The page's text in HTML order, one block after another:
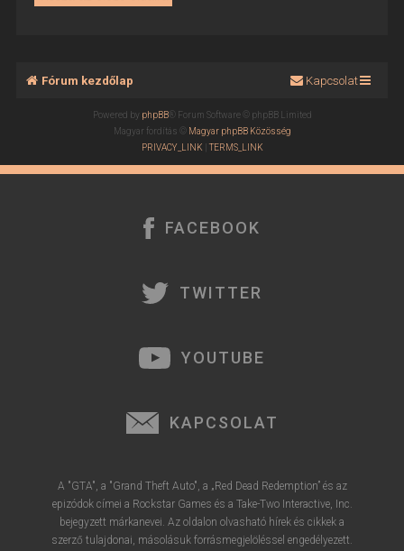
Fórum kezdőlap Kapcsolat
Powered by phpBB® Forum Software © phpBB Limited
Magyar fordítás © Magyar phpBB Közösség
PRIVACY_LINK |TERMS_LINK
FACEBOOK
TWITTER
YOUTUBE
KAPCSOLAT
A "GTA", a "Grand Theft Auto", a „Red Dead Redemption” és az
epizódok címei a Rockstar Games és a Take-Two Interactive, Inc.
bejegyzett márkanevei. Az oldalon olvasható hírek és cikkek a
szerző tulajdonai, másolásuk forrásmegjelöléssel engedélyezett.